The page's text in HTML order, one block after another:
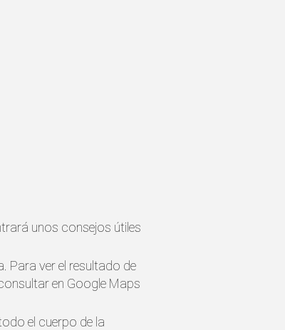
unos consejos útiles
Para ver el resultado de
en Google Maps
el cuerpo de la